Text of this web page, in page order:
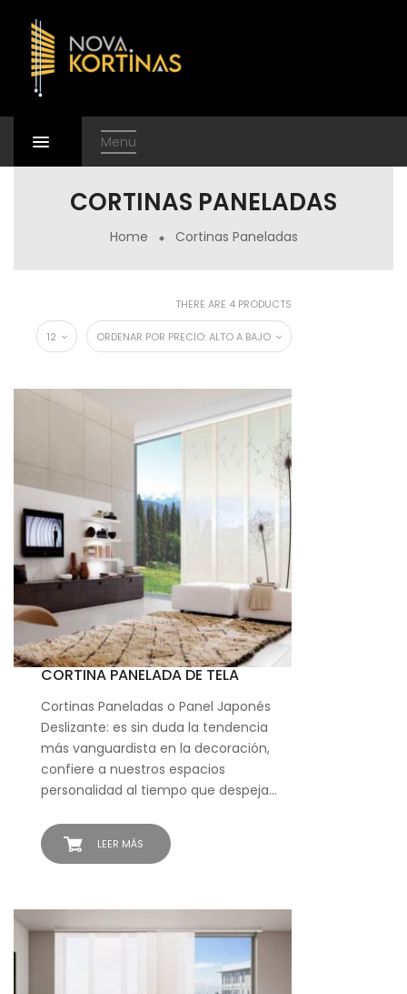
Menu
CORTINAS PANELADAS
Home Cortinas Paneladas
THERE ARE 4 PRODUCTS
ORDENAR POR PRECIO: ALTO A BAJO
12
LEER MÁS
CORTINA PANELADA DE TELA
Cortinas Paneladas o Panel Japonés
Deslizante: es sin duda la tendencia
más vanguardista en la decoración,
confiere a nuestros espacios
personalidad al tiempo que despeja…